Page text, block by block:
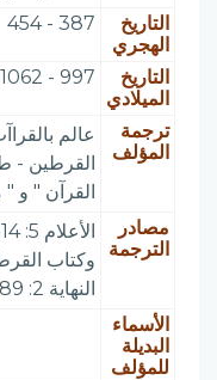
التاريخ
الهجري
387 - 454
التاريخ
الميلادي
997 - 1062
ترجمة
المؤلف
عالم
القرطين -
القرآن " و "
مصادر
الترجمة
وكتاب
النهاية 2: 89 وانظر Brock S 1: 593 721
الأسماء
البديلة
للمؤلف